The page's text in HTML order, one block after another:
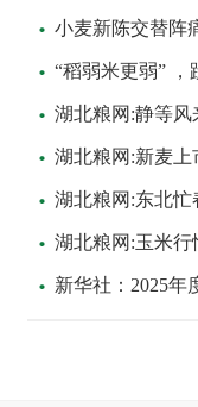
小麦新陈交替阵
“稻弱米更弱” ，
湖北粮网:静等
湖北粮网:新麦
湖北粮网:东北忙
湖北粮网:玉米
新华社：2025年